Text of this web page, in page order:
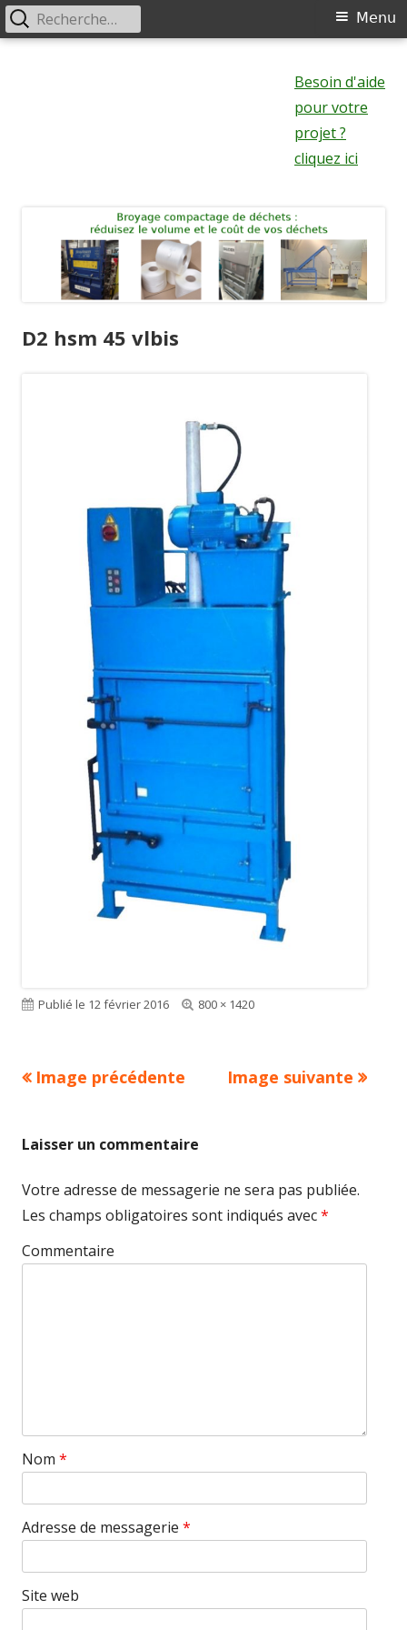
Besoin d'aide
pour votre
projet ?
cliquez ici
Menu
Menu
Rechercher :
D2 hsm 45 vlbis
Publié le 12 février 2016
Taille
800 × 1420
Image précédente Image suivante
Laisser un commentaire
Votre adresse de messagerie ne sera pas publiée.
Les champs obligatoires sont indiqués avec*
Commentaire
Nom *
Adresse de messagerie *
Site web